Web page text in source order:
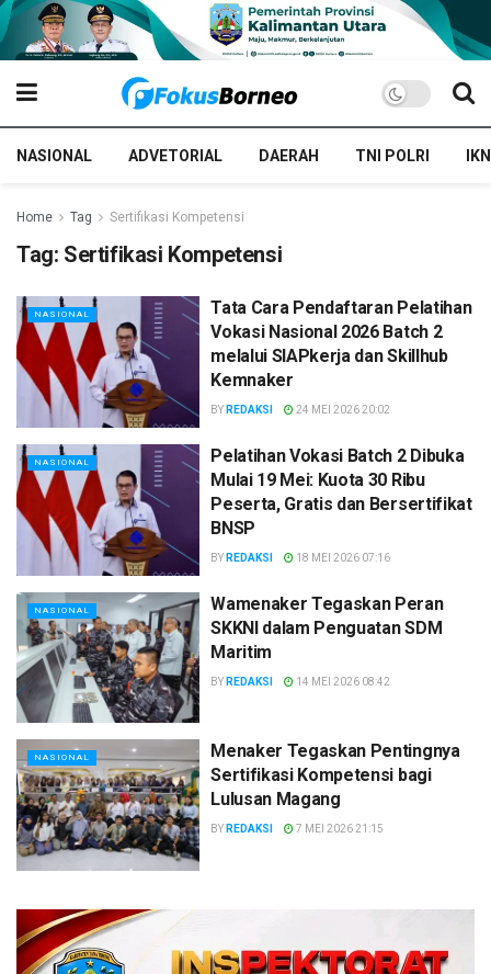
NASIONAL ADVETORIAL DAERAH TNI POLRI IKN
Home Tag Sertifikasi Kompetensi
Tag: Sertifikasi Kompetensi
NASIONAL
Tata Cara Pendaftaran Pelatihan
Vokasi Nasional 2026 Batch 2
melalui SIAPkerja dan Skillhub
Kemnaker
BY REDAKSI 24 MEI 2026 20:02
NASIONAL
Pelatihan Vokasi Batch 2 Dibuka
Mulai 19 Mei: Kuota 30 Ribu
Peserta, Gratis dan Bersertifikat
BNSP
BY REDAKSI 18 MEI 2026 07:16
NASIONAL
Wamenaker Tegaskan Peran
SKKNI dalam Penguatan SDM
Maritim
BY REDAKSI 14 MEI 2026 08:42
NASIONAL
Menaker Tegaskan Pentingnya
Sertifikasi Kompetensi bagi
Lulusan Magang
BY REDAKSI 7 MEI 2026 21:15